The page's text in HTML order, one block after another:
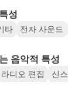
성
타 전자 사운드
음악적 특성
라디오 편집 신스